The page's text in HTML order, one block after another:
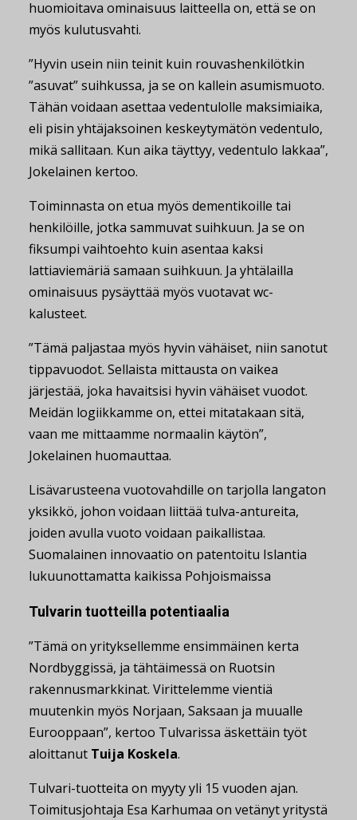
huomioitava ominaisuus laitteella on, että se on
myös kulutusvahti.
”Hyvin usein niin teinit kuin rouvashenkilötkin
”asuvat” suihkussa, ja se on kallein asumismuoto.
Tähän voidaan asettaa vedentulolle maksimiaika,
eli pisin yhtäjaksoinen keskeytymätön vedentulo,
mikä sallitaan. Kun aika täyttyy, vedentulo lakkaa”,
Jokelainen kertoo.
Toiminnasta on etua myös dementikoille tai
henkilöille, jotka sammuvat suihkuun. Ja se on
fiksumpi vaihtoehto kuin asentaa kaksi
lattiaviemäriä samaan suihkuun. Ja yhtälailla
ominaisuus pysäyttää myös vuotavat wc-
kalusteet.
”Tämä paljastaa myös hyvin vähäiset, niin sanotut
tippavuodot. Sellaista mittausta on vaikea
järjestää, joka havaitsisi hyvin vähäiset vuodot.
Meidän logiikkamme on, ettei mitatakaan sitä,
vaan me mittaamme normaalin käytön”,
Jokelainen huomauttaa.
Lisävarusteena vuotovahdille on tarjolla langaton
yksikkö, johon voidaan liittää tulva-antureita,
joiden avulla vuoto voidaan paikallistaa.
Suomalainen innovaatio on patentoitu Islantia
lukuunottamatta kaikissa Pohjoismaissa
Tulvarin tuotteilla potentiaalia
”Tämä on yrityksellemme ensimmäinen kerta
Nordbyggissä, ja tähtäimessä on Ruotsin
rakennusmarkkinat. Virittelemme vientiä
muutenkin myös Norjaan, Saksaan ja muualle
Eurooppaan”, kertoo Tulvarissa äskettäin työt
aloittanut Tuija Koskela.
Tulvari-tuotteita on myyty yli 15 vuoden ajan.
Toimitusjohtaja Esa Karhumaa on vetänyt yritystä